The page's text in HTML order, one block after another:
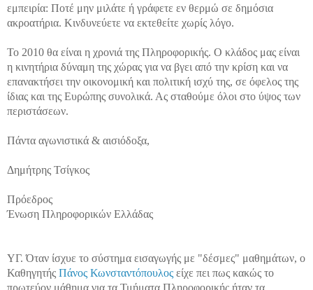
εμπειρία: Ποτέ μην μιλάτε ή γράφετε εν θερμώ σε δημόσια
ακροατήρια. Κινδυνεύετε να εκτεθείτε χωρίς λόγο.
Το 2010 θα είναι η χρονιά της Πληροφορικής. Ο κλάδος μας είναι
η κινητήρια δύναμη της χώρας για να βγει από την κρίση και να
επανακτήσει την οικονομική και πολιτική ισχύ της, σε όφελος της
ίδιας και της Ευρώπης συνολικά. Ας σταθούμε όλοι στο ύψος των
περιστάσεων.
Πάντα αγωνιστικά & αισιόδοξα,
Δημήτρης Τσίγκος
Πρόεδρος
Ένωση Πληροφορικών Ελλάδας
ΥΓ. Όταν ίσχυε το σύστημα εισαγωγής με "δέσμες" μαθημάτων, ο
Καθηγητής Πάνος Κωνσταντόπουλος είχε πει πως κακώς το
πρωτεύον μάθημα για τα Τμήματα Πληροφορικής ήταν τα